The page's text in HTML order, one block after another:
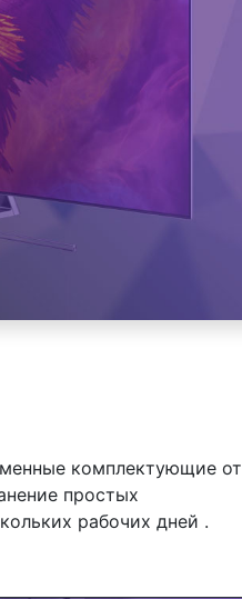
комплектующие от
простых
рабочих дней .